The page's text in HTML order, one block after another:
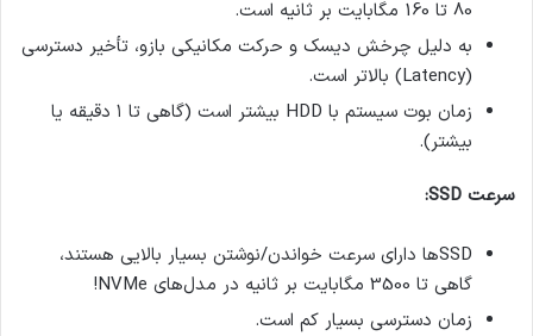
80 تا 160 مگابایت بر ثانیه است.
به دلیل چرخش دیسک و حرکت مکانیکی بازو، تأخیر دسترسی
(Latency) بالاتر است.
زمان بوت سیستم با HDD بیشتر است (گاهی تا ۱ دقیقه یا
بیشتر).
سرعت
SSDها دارای سرعت خواندن/نوشتن بسیار بالایی هستند،
گاهی تا 3500 مگابایت بر ثانیه در مدل‌های NVMe!
زمان دسترسی بسیار کم است.